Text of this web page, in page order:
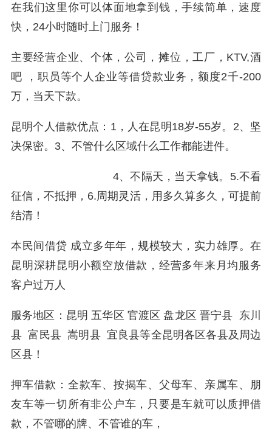
在我们这里你可以体面地拿到钱，手续简单，速度
快，24小时随时上门服务！
主要经营企业、个体，公司，摊位，工厂，KTV,酒
吧 ，职员等个人企业等借贷款业务，额度2千-200
万，当天下款。
昆明个人借款优点：1，人在昆明18岁-55岁。2、坚
决保密。3、不管什么区域什么工作都能进件。
4、不隔天，当天拿钱。5.不看
征信，不抵押，6.周期灵活，用多久算多久，可提前
结清！
本民间借贷 成立多年年，规模较大，实力雄厚。在
昆明深耕昆明小额空放借款，经营多年来月均服务
客户过万人
服务地区：昆明 五华区 官渡区 盘龙区 晋宁县 东川
县 富民县 嵩明县 宜良县等全昆明各区各县及周边
区县！
押车借款：全款车、按揭车、父母车、亲属车、朋
友车等一切所有非公户车，只要是车就可以质押借
款，不管哪的牌、不管谁的车，